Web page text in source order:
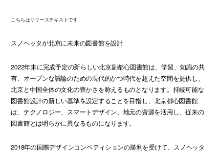
こちらはリリーステキストです
スノヘッタが北京に未来の図書館を設計
2022年末に完成予定の新らしい北京副都心図書館は、学習、知識の共
有、オープンな議論のための現代的かつ時代を超えた空間を提供し、
北京と中国全体の文化の豊かさを称えるものとなります。持続可能な
図書館設計の新しい基準を設定することを目指し、北京都心図書館
は、テクノロジー、スマートデザイン、地元の資源を活用し、従来の
図書館とは明らかに異なるものになります。
2018年の国際デザインコンペティションの勝利を受けて、スノヘッタ